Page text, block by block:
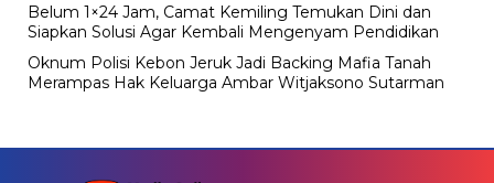
Belum 1×24 Jam, Camat Kemiling Temukan Dini dan
Siapkan Solusi Agar Kembali Mengenyam Pendidikan
Oknum Polisi Kebon Jeruk Jadi Backing Mafia Tanah
Merampas Hak Keluarga Ambar Witjaksono Sutarman